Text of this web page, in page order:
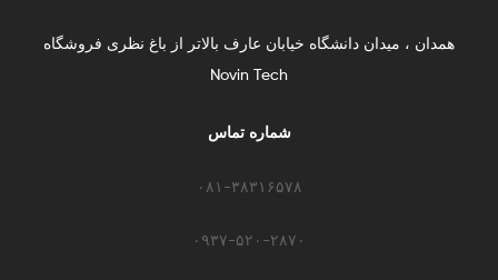
همدان ، میدان دانشگاه خیابان عارف بالاتر از باغ نظری فروشگاه
Novin Tech
شماره تماس
۰۸۱-۳۸۳۱۶۵۷۸
۰۹۳۷-۵۲۰-۲۸۷۰​